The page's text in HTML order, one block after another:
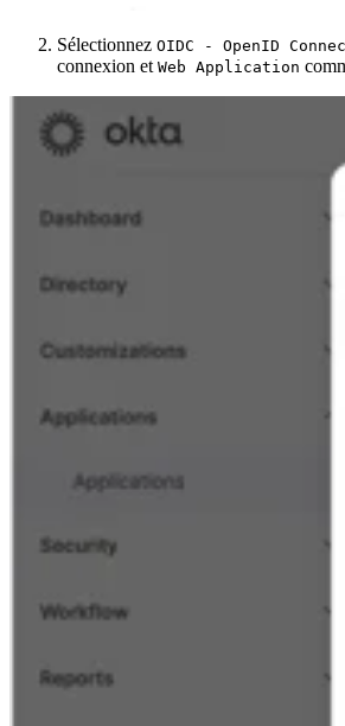
Sélectionnez OIDC - OpenID
connexion et Web Application